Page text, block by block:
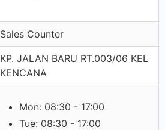
Sales Counter
KP. JALAN BARU RT.003/06 KEL
KENCANA
Mon: 08:30 - 17:00
Tue: 08:30 - 17:00